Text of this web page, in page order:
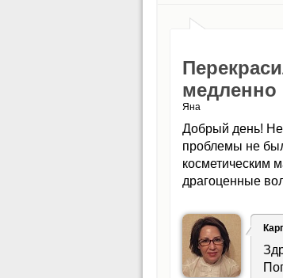
медленно
Яна
Добрый день! Не
проблемы не
косметическим
драгоценные